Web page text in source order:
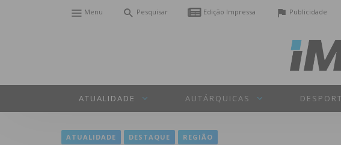
Menu Pesquisar Edição Impressa Publicidade
ATUALIDADE AUTÁRQUICAS
ATUALIDADE DESTAQUE REGIÃO